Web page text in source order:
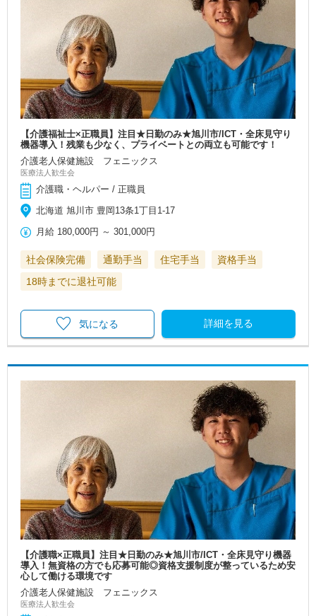
【介護福祉士×正職員】注目★日勤のみ★旭川市/ICT・全床見守り
機器導入！残業も少なく、プライベートとの両立も可能です！
介護老人保健施設 フェニックス
医療法人歓生会
介護職・ヘルパー / 正職員
北海道 旭川市 豊岡13条1丁目1-17
月給 180,000円 ～301,000円
社会保険完備 通勤手当 住宅手当
資格手当
18時までに退社可能
詳細を見る
気になる
【介護職×正職員】注目★日勤のみ★旭川市/ICT・全床見守り機器
導入！無資格の方でも応募可能◎資格支援制度が整っているため安
心して働ける環境です
介護老人保健施設 フェニックス
医療法人歓生会